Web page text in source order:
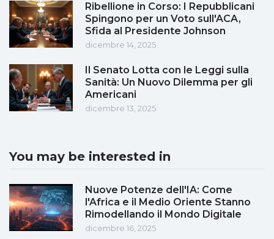
Ribellione in Corso: I Repubblicani
Spingono per un Voto sull'ACA,
Sfida al Presidente Johnson
dicembre 14, 2025
Il Senato Lotta con le Leggi sulla
Sanità: Un Nuovo Dilemma per gli
Americani
dicembre 13, 2025
You may be interested in
Nuove Potenze dell'IA: Come
l'Africa e il Medio Oriente Stanno
Rimodellando il Mondo Digitale
dicembre 16, 2025